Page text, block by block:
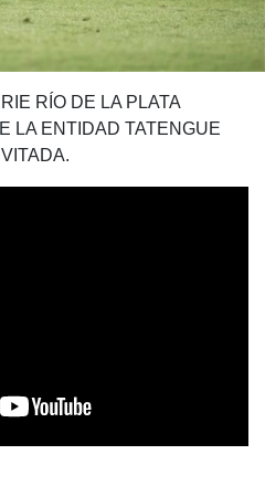
RÍO DE LA PLATA
LA ENTIDAD TATENGUE